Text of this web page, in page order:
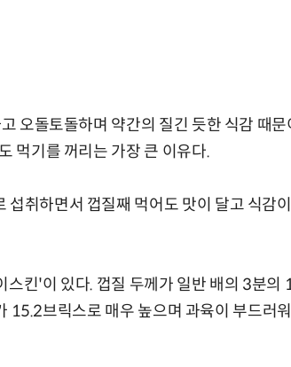
오돌토돌하며 약간의 질긴 듯한 식감 때
먹기를 꺼리는 가장 큰 이유다.
취하면서 껍질째 먹어도 맛이 달고 식감
킨'이 있다. 껍질 두께가 일반 배의 3분의
15.2브릭스로 매우 높으며 과육이 부드러